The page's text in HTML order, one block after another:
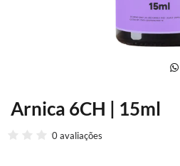
Arnica 6CH | 15ml
0 avaliações
Saltar
para